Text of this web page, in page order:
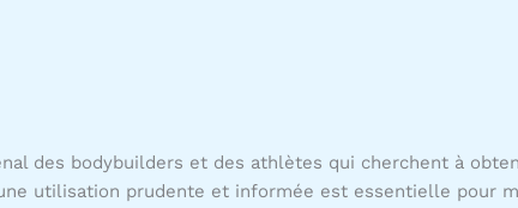
des bodybuilders et des athlètes qui cherchent à
utilisation prudente et informée est essentielle pour